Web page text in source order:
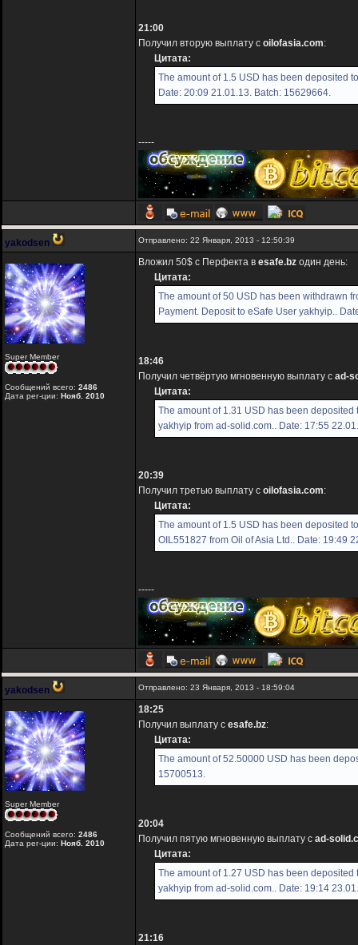
21:00
Получил вторую выплату с oilofasia.com:
Цитата:
The amount of 1.5 USD has been deposited
Date: 20:09 21.01.13. Batch: 15629664.
-----
yakodsen Отправлено: 22 Января, 2013 - 12:50:39
Super Member
Сообщений всего: 2486
Дата рег-ции: Нояб. 2010
Вложил 50$ с Перфекта в esafe.bz один день:
Цитата:
The amount of 50 USD has been withdrawn
Payment. Deposit to eSafe User yakhyip..
18:46
Получил четвёртую мгновенную выплату с ad-
Цитата:
The amount of 1.31 USD has been
yakhyip from ad-solid.com.. Date: 17:55
20:39
Получил третью выплату с oilofasia.com:
Цитата:
The amount of 1.5 USD has been deposited
OIL551827 from Oil of Asia Ltd.. Date: 19:49
-----
yakodsen Отправлено: 23 Января, 2013 - 18:59:04
Super Member
Сообщений всего: 2486
Дата рег-ции: Нояб. 2010
18:25
Получил выплату с esafe.bz:
Цитата:
The amount of 52.50000 USD has been
15700513.
20:04
Получил пятую мгновенную выплату с ad-
Цитата:
The amount of 1.27 USD has been
yakhyip from ad-solid.com.. Date: 19:14
21:16